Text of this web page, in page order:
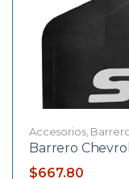
Accesorios,
Barrero
$667.80